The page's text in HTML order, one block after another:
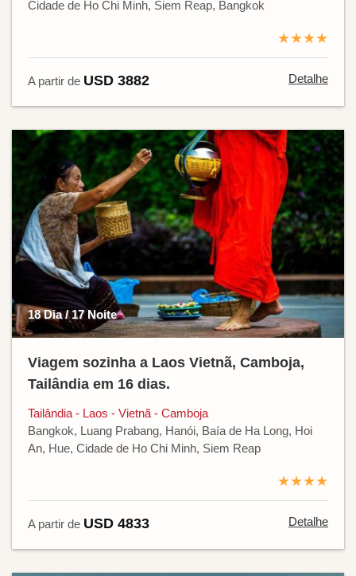
Cidade de Ho Chi Minh, Siem Reap, Bangkok
★★★★
A partir de USD 3882 Detalhe
18 Dia / 17 Noite
Viagem sozinha a Laos Vietnã, Camboja,
Tailândia em 16 dias.
Tailândia - Laos - Vietnã - Camboja
Bangkok, Luang Prabang, Hanói, Baía de Ha Long, Hoi
An, Hue, Cidade de Ho Chi Minh, Siem Reap
★★★★
A partir de USD 4833 Detalhe